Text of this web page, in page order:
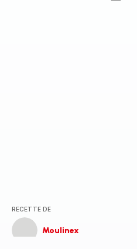
RECETTE DE
Moulinex